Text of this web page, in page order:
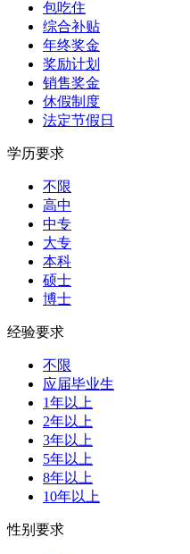
包吃住
综合补贴
年终奖金
奖励计划
销售奖金
休假制度
法定节假日
学历要求
不限
高中
中专
大专
本科
硕士
博士
经验要求
不限
应届毕业生
1年以上
2年以上
3年以上
5年以上
8年以上
10年以上
性别要求